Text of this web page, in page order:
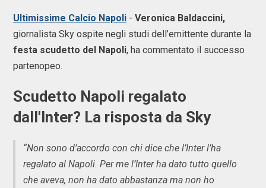
Ultimissime Calcio Napoli - Veronica Baldaccini,
giornalista Sky ospite negli studi dell’emittente durante la
festa scudetto del Napoli, ha commentato il successo
partenopeo.
Scudetto Napoli regalato
dall'Inter? La risposta da Sky
“Non sono d’accordo con chi dice che l’Inter l’ha
regalato al Napoli. Per me l’Inter ha dato tutto quello
che aveva, non ha dato abbastanza ma non ho